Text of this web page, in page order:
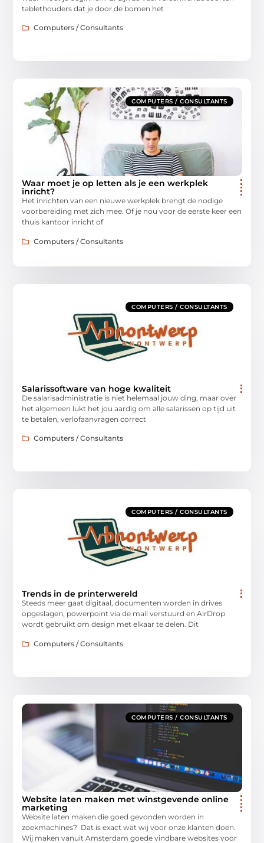
tablethouders dat je door de bomen het
Computers / Consultants
COMPUTERS / CONSULTANTS
Waar moet je op letten als je een werkplek
inricht?
Het inrichten van een nieuwe werkplek brengt de nodige
voorbereiding met zich mee. Of je nou voor de eerste keer een
thuis kantoor inricht of
Computers / Consultants
COMPUTERS / CONSULTANTS
Salarissoftware van hoge kwaliteit
De salarisadministratie is niet helemaal jouw ding, maar over
het algemeen lukt het jou aardig om alle salarissen op tijd uit
te betalen, verlofaanvragen correct
Computers / Consultants
COMPUTERS / CONSULTANTS
Trends in de printerwereld
Steeds meer gaat digitaal, documenten worden in drives
opgeslagen, powerpoint via de mail verstuurd en AirDrop
wordt gebruikt om design met elkaar te delen. Dit
Computers / Consultants
COMPUTERS / CONSULTANTS
Website laten maken met winstgevende online
marketing
Website laten maken die goed gevonden worden in
zoekmachines? Dat is exact wat wij voor onze klanten doen.
Wij maken vanuit Amsterdam goede vindbare websites voor